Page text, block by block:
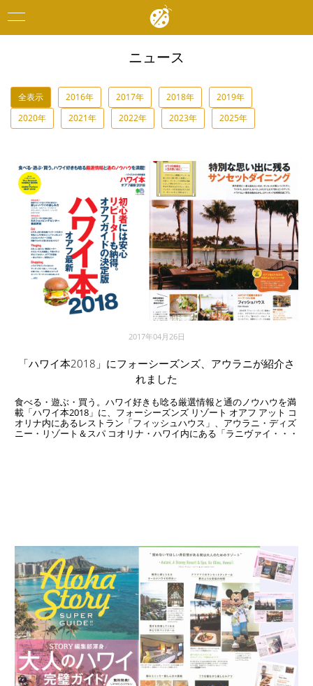
Toggle
ニュース
全表示 2016年 2017年 2018年
2019年
2020年
2021年 2022年 2023年 2025年
2017年04月26日
「ハワイ本2018」にフォーシーズンズ、アウラニが紹介さ
れました
食べる・遊ぶ・買う。ハワイ好きも唸る厳選情報と通のノウハウを満
載「ハワイ本2018」に、フォーシーズンズ リゾート オアフ アット コ
オリナ内にあるレストラン「フィッシュハウス」、アウラニ・ディズ
ニー・リゾート＆スパ コオリナ・ハワイ内にある「ラニヴァイ・・・